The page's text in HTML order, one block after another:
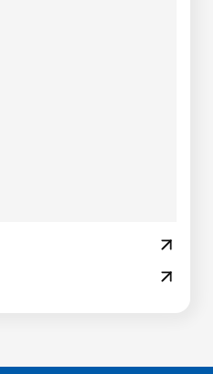
arrow_drop_down
arrow_drop_down